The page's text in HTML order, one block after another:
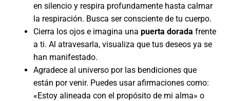
en silencio y respira profundamente hasta calmar
la respiración. Busca ser consciente de tu cuerpo.
Cierra los ojos e imagina una puerta dorada frente
a ti. Al atravesarla, visualiza que tus deseos ya se
han manifestado.
Agradece al universo por las bendiciones que
están por venir. Puedes usar afirmaciones como:
«Estoy alineada con el propósito de mi alma» o